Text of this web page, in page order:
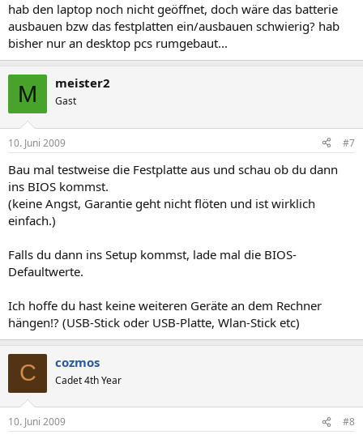
hab den laptop noch nicht geöffnet, doch wäre das batterie
ausbauen bzw das festplatten ein/ausbauen schwierig? hab
bisher nur an desktop pcs rumgebaut...
M meister2
Gast
10. Juni 2009 #7
Bau mal testweise die Festplatte aus und schau ob du dann
ins BIOS kommst.
(keine Angst, Garantie geht nicht flöten und ist wirklich
einfach.)
Falls du dann ins Setup kommst, lade mal die BIOS-
Defaultwerte.
Ich hoffe du hast keine weiteren Geräte an dem Rechner
hängen!? (USB-Stick oder USB-Platte, Wlan-Stick etc)
C cozmos
Cadet 4th Year
10. Juni 2009 #8